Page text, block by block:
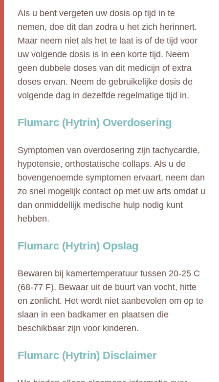
Als u bent vergeten uw dosis op tijd in te
nemen, doe dit dan zodra u het zich herinnert.
Maar neem niet als het te laat is of de tijd voor
uw volgende dosis is in een korte tijd. Neem
geen dubbele doses van dit medicijn of extra
doses ervan. Neem de gebruikelijke dosis de
volgende dag in dezelfde regelmatige tijd in.
Flumarc (Hytrin) Overdosering
Symptomen van overdosering zijn tachycardie,
hypotensie, orthostatische collaps. Als u de
bovengenoemde symptomen ervaart, neem dan
zo snel mogelijk contact op met uw arts omdat u
dan onmiddellijk medische hulp nodig kunt
hebben.
Flumarc (Hytrin) Opslag
Bewaren bij kamertemperatuur tussen 20-25 C
(68-77 F). Bewaar uit de buurt van vocht, hitte
en zonlicht. Het wordt niet aanbevolen om op te
slaan in een badkamer en plaatsen die
beschikbaar zijn voor kinderen.
Flumarc (Hytrin) Disclaimer